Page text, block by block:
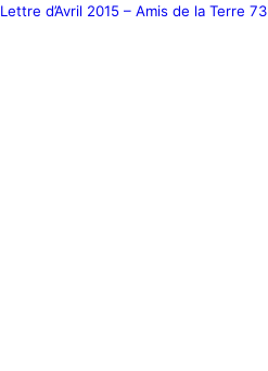
Lettre d’Avril 2015 – Amis de la Terre 73